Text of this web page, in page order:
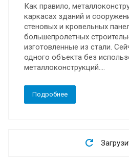
Как правило,
каркасах зданий и
стеновых и кровельных
большепролетных
изготовленные из стали.
одного объекта без
металлоконструкций....
Подробнее